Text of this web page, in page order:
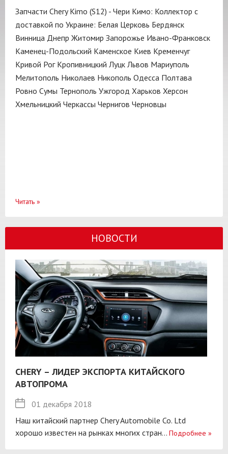
Запчасти Chery Kimo (S12) - Чери Кимо: Коллектор с
доставкой по Украине: Белая Церковь Бердянск
Винница Днепр Житомир Запорожье Ивано-Франковск
Каменец-Подольский Каменское Киев Кременчуг
Кривой Рог Кропивницкий Луцк Львов Мариуполь
Мелитополь Николаев Никополь Одесса Полтава
Ровно Сумы Тернополь Ужгород Харьков Херсон
Хмельницкий Черкассы Чернигов Черновцы
Читать »
НОВОСТИ
CHERY – ЛИДЕР ЭКСПОРТА КИТАЙСКОГО
АВТОПРОМА
01 декабря 2018
Наш китайский партнер Chery Automobile Co. Ltd
хорошо известен на рынках многих стран... Подробнее »